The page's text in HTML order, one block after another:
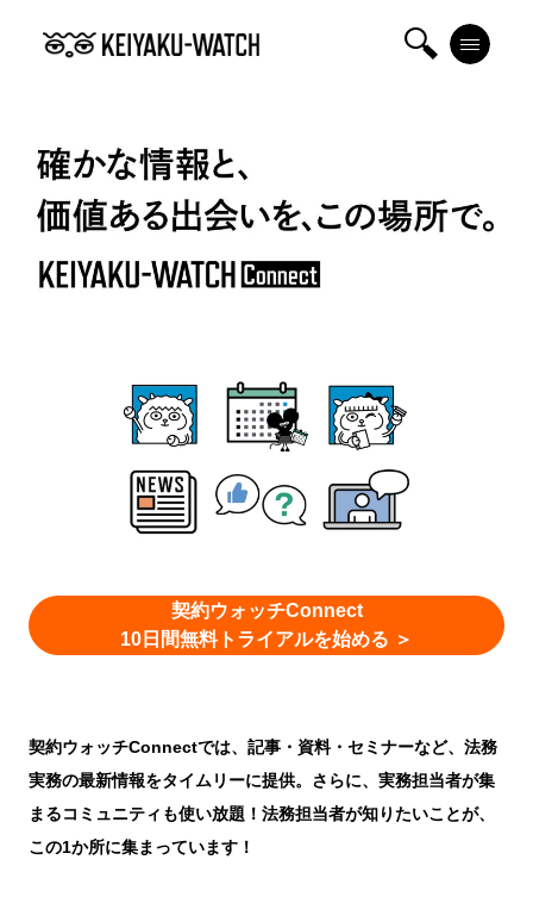
契約ウォッチConnect
10日間無料トライアルを始める ＞
契約ウォッチConnectでは、記事・資料・セミナーなど、法務
実務の最新情報をタイムリーに提供。 さらに、実務担当者が集
まるコミュニティも使い放題！ 法務担当者が知りたいことが、
この1か所に集まっています！